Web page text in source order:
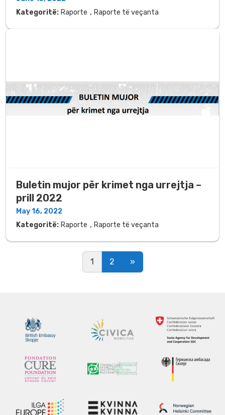
Kategoritë: Raporte , Raporte të veçanta
Buletin mujor për krimet nga urrejtja –
prill 2022
May 16, 2022
Kategoritë: Raporte , Raporte të veçanta
Posts navigation
1 2 »